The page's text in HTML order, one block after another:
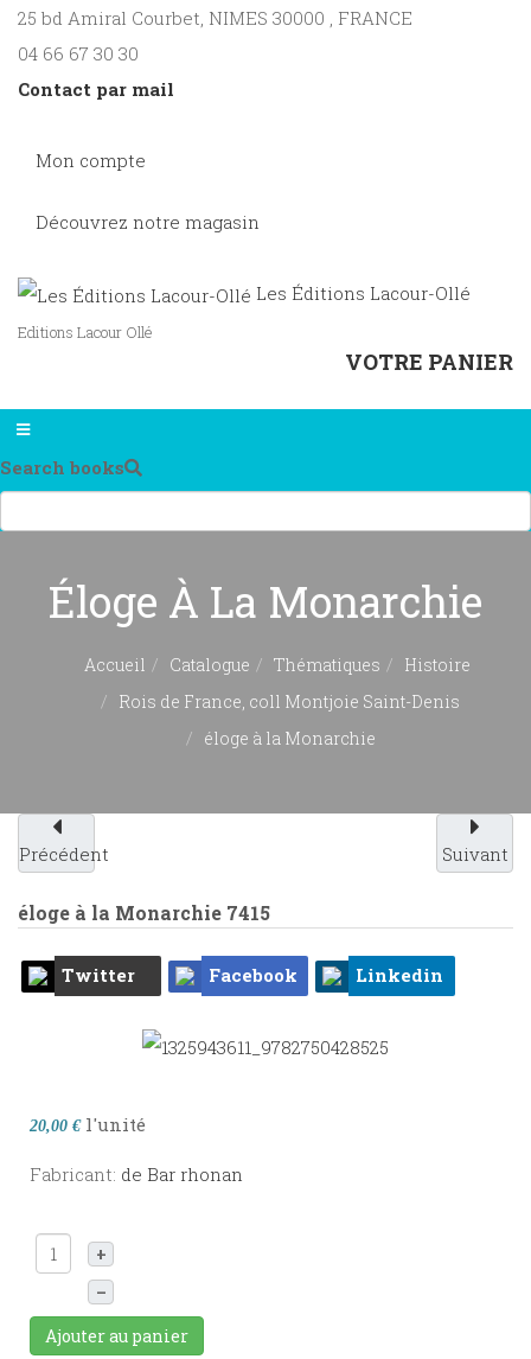
25 bd Amiral Courbet, NIMES 30000 , FRANCE
04 66 67 30 30
Contact par mail
Mon compte
Découvrez notre magasin
Les Éditions Lacour-Ollé
Editions Lacour Ollé
VOTRE PANIER
Search books
Éloge À La Monarchie
Accueil Catalogue Thématiques
Histoire
Rois de France, coll Montjoie Saint-Denis
éloge à la Monarchie
Précédent Suivant
éloge à la Monarchie 7415
Twitter Facebook Linkedin
20,00 € l'unité
Fabricant: de Bar rhonan
+
–
Ajouter au panier